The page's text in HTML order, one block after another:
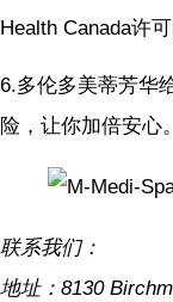
Health Canada许
6.多伦多美蒂芳华
险，让你加倍安心。
联系我们：
地址：8130